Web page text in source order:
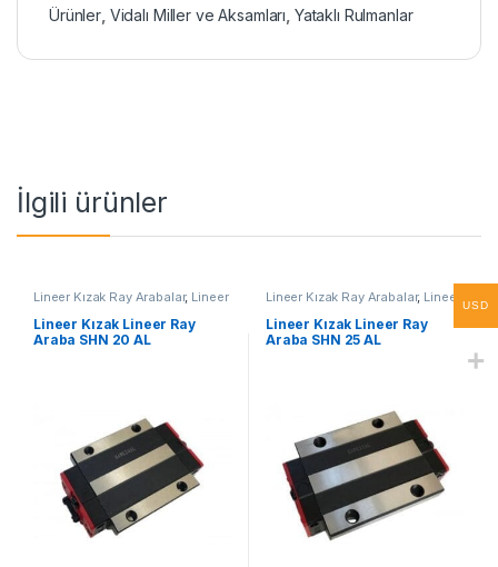
Ürünler Vidalı Miller ve Aksamları Yataklı Rulmanlar
İlgili ürünler
Lineer Kızak Ray Arabalar, Lineer
Ray Araba SHN AL Serisi
Mekanik Ürünler
Lineer Kızak Lineer Ray
Araba SHN 20 AL
Lineer Kızak Ray Arabalar, Lineer
Ray Araba SHN AL Serisi
Mekanik Ürünler
Lineer Kızak Lineer Ray
Araba SHN 25 AL
USD